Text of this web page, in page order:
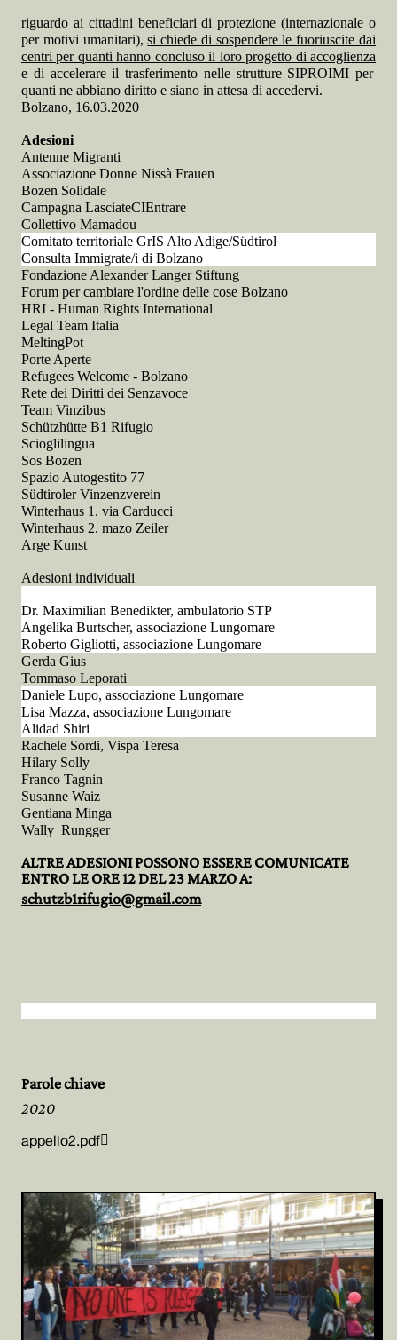
riguardo ai cittadini beneficiari di protezione (internazionale o
per motivi umanitari),si chiede di sospendere le fuoriuscite dai
centri per quanti hanno concluso il loro progetto di accoglienza
e di accelerare il trasferimento nelle strutture SIPROIMI per
quanti ne abbiano diritto e siano in attesa di accedervi.
Bolzano, 16.03.2020
Adesioni
Antenne Migranti
Associazione Donne Nissà Frauen
Bozen Solidale
Campagna LasciateCIEntrare
Collettivo Mamadou
Comitato territoriale GrIS Alto Adige/Südtirol
Consulta Immigrate/i di Bolzano
Fondazione Alexander Langer Stiftung
Forum per cambiare l'ordine delle cose Bolzano
HRI - Human Rights International
Legal Team Italia
MeltingPot
Porte Aperte
Refugees Welcome - Bolzano
Rete dei Diritti dei Senzavoce
Team Vinzibus
Schützhütte B1 Rifugio
Scioglilingua
Sos Bozen
Spazio Autogestito 77
Südtiroler Vinzenzverein
Winterhaus 1. via Carducci
Winterhaus 2. mazo Zeiler
Arge Kunst
Adesioni individuali
Dr. Maximilian Benedikter, ambulatorio STP
Angelika Burtscher, associazione Lungomare
Roberto Gigliotti, associazione Lungomare
Gerda Gius
Tommaso Leporati
Daniele Lupo, associazione Lungomare
Lisa Mazza, associazione Lungomare
Alidad Shiri
Rachele Sordi, Vispa Teresa
Hilary Solly
Franco Tagnin
Susanne Waiz
Gentiana Minga
Wally Rungger
ALTRE ADESIONI POSSONO ESSERE COMUNICATE
ENTRO LE ORE 12 DEL 23 MARZO A:
schutzb1rifugio@gmail.com
Parole chiave
2020
appello2.pdf